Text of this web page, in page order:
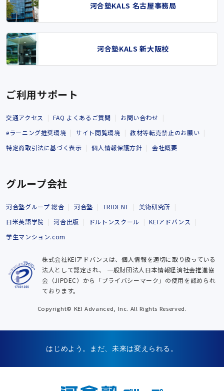
河合塾KALS 名古屋事務局
河合塾KALS 新大阪校
ご利用サポート
交通アクセス FAQ よくあるご質問
お問い合わせ
eラーニング推奨環境
サイト閲覧環境
教材等転売禁止のお願い
特定商取引法に基づく表示
個人情報保護方針 会社概要
グループ会社
河合塾グループ 総合 河合塾 TRIDENT
美術研究所
日米英語学院
河合出版 ドルトンスクール
KEIアドバンス
学生マンション.com
株式会社KEIアドバンスは、個人情報を適切に取り扱っている
法人として認定され、 一般財団法人日本情報経済社会推進協
会（JIPDEC）から「プライバシーマーク」の使用を認められ
ております。
Copyright© KEI Advanced, Inc. All Rights Reserved.
はじめよう。まだ、未来は変えられる。